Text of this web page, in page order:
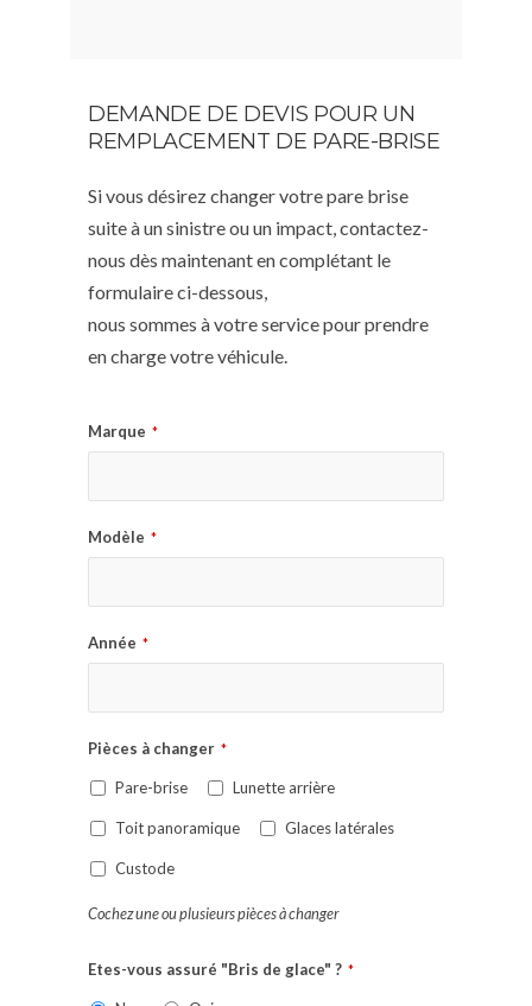
DEMANDE DE DEVIS POUR UN
REMPLACEMENT DE PARE-BRISE
Si vous désirez changer votre pare brise
suite à un sinistre ou un impact, contactez-
nous dès maintenant en complétant le
formulaire ci-dessous,
nous sommes à votre service pour prendre
en charge votre véhicule.
Marque *
Modèle *
Année *
Pièces à changer *
Pare-brise Lunette arrière
Toit panoramique Glaces latérales
Custode
Cochez une ou plusieurs pièces à changer
Etes-vous assuré "Bris de glace" ? *